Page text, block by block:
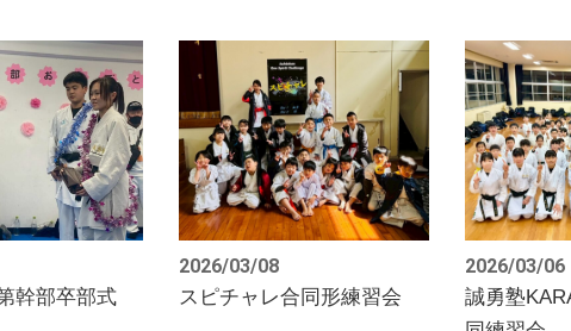
幹部卒部式
2026/03/08
スピチャレ合同形練習会
2026/03/06
誠勇塾